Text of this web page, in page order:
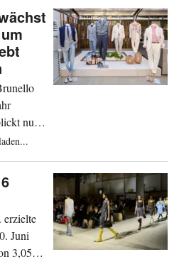
Dieses wurde gemeinsam mit...
nun
Der
erzielte
Juni
3,05